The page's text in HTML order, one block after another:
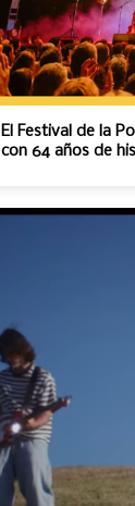
El Festival de la
con 64 años de